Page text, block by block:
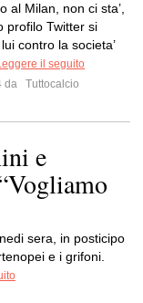
al Milan, non ci sta’,
profilo Twitter si
contro la societa’
il seguito
da
Tuttocalcio
e
sera, in posticipo
e i grifoni.